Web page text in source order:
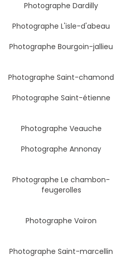
Photographe Dardilly
Photographe L'isle-d'abeau
Photographe Bourgoin-jallieu
Photographe Saint-chamond
Photographe Saint-étienne
Photographe Veauche
Photographe Annonay
Photographe Le chambon-
feugerolles
Photographe Voiron
Photographe Saint-marcellin